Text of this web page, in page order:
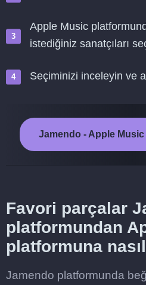
Apple Music
istediğiniz sanatçıları
Seçiminizi inceleyin ve
Jamendo - Apple Music
Favori parçalar
platformundan
platformuna
Jamendo platformunda